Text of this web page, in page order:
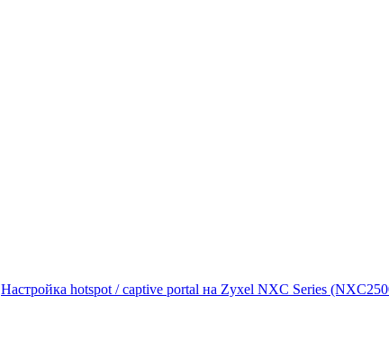
Настройка hotspot / captive portal на Zyxel NXC Series